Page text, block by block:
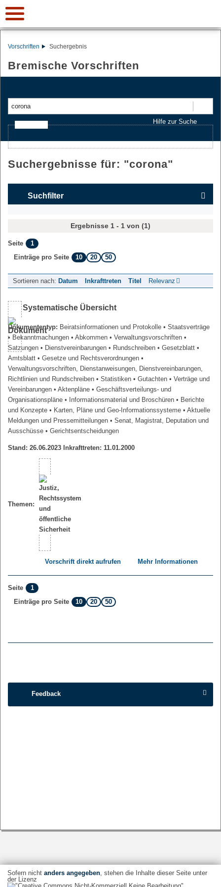
Vorschriften Suchergebnis
Bremische Vorschriften
Hilfe zur Suche
Suchergebnisse für: "corona"
Suchfilter
Ergebnisse 1 - 1 von (1)
Seite
1
Einträge pro Seite
10 20 50
Sortieren nach: Datum Inkrafttreten Titel Relevanz
Systematische Übersicht
Dokumententyp: Beiratsinformationen und Protokolle • Staatsverträge
• Bekanntmachungen • Abkommen • Verwaltungsvorschriften •
Satzungen • Dienstvereinbarungen • Rundschreiben • Gesetzblatt •
Amtsblatt • Gesetze und Rechtsverordnungen •
Verwaltungsvorschriften, Dienstanweisungen, Dienstvereinbarungen,
Richtlinien und Rundschreiben • Statistiken • Gutachten • Verträge und
Vereinbarungen • Aktenpläne • Geschäftsverteilungs- und
Organisationspläne • Informationsmaterial und Broschüren • Berichte
und Konzepte • Karten, Pläne und Geo-Informationssysteme • Aktuelle
Meldungen und Pressemitteilungen • Senat, Magistrat, Deputation und
Ausschüsse • Gerichtsentscheidungen
Stand: 26.06.2023 Inkrafttreten: 11.01.2000
Themen:
Vorschrift direkt aufrufen Mehr Informationen
Seite
1
Einträge pro Seite
10 20 50
Feedback
Sofern nicht anders angegeben, stehen die Inhalte dieser Seite unter
der Lizenz